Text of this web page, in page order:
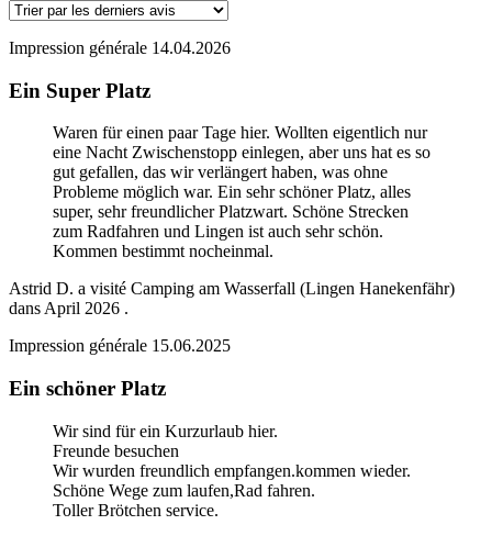
Impression générale 14.04.2026
Ein Super Platz
Waren für einen paar Tage hier. Wollten eigentlich nur
eine Nacht Zwischenstopp einlegen, aber uns hat es so
gut gefallen, das wir verlängert haben, was ohne
Probleme möglich war. Ein sehr schöner Platz, alles
super, sehr freundlicher Platzwart. Schöne Strecken
zum Radfahren und Lingen ist auch sehr schön.
Kommen bestimmt nocheinmal.
Astrid D. a visité Camping am Wasserfall (Lingen Hanekenfähr)
dans April 2026 .
Impression générale 15.06.2025
Ein schöner Platz
Wir sind für ein Kurzurlaub hier.
Freunde besuchen
Wir wurden freundlich empfangen.kommen wieder.
Schöne Wege zum laufen,Rad fahren.
Toller Brötchen service.